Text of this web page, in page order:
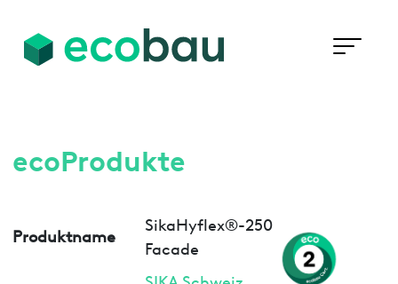
ecoProdukte
Produktname
SikaHyflex®-250
Facade